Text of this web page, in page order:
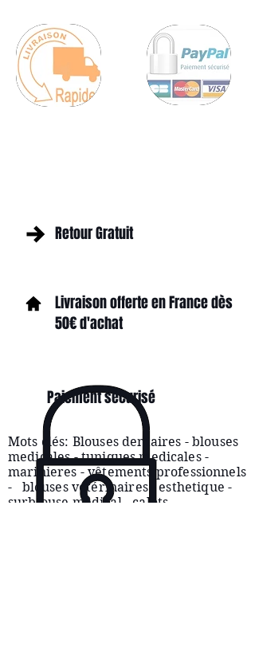
Retour Gratuit
Livraison offerte en France dès
50€ d'achat
Paiement sécurisé
Mots clés: Blouses dentaires - blouses
medicales - tuniques medicales -
marinieres -vêtements professionnels
- blouses vétérinaires - esthetique -
surblouse medical - calots